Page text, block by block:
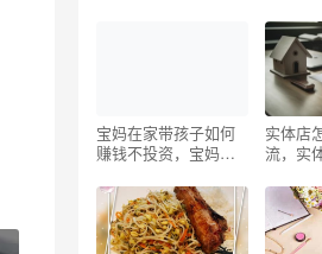
频？
宝妈在家带孩子如何
赚钱不投资，宝妈在
投资自己？
实体店
流，实